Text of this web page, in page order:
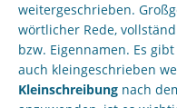
weitergeschrieben.
wörtlicher Rede,
bzw. Eigennamen. Es
auch kleingeschrieben
Kleinschreibung nach